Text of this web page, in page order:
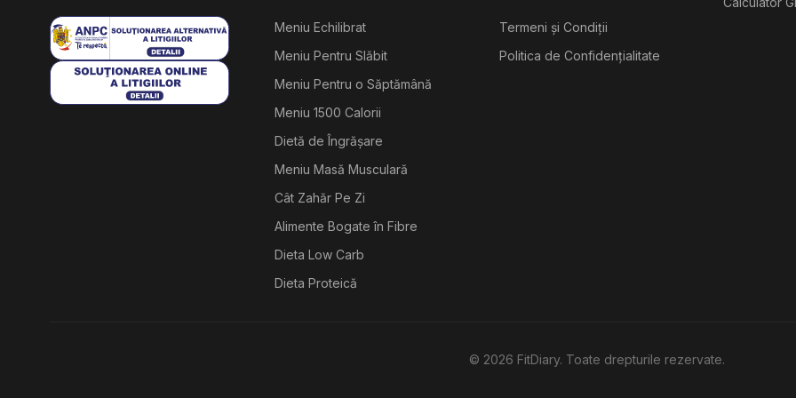
Meniu Echilibrat
Meniu Pentru Slăbit
Meniu Pentru o Săptămână
Meniu 1500 Calorii
Dietă de Îngrășare
Meniu Masă Musculară
Cât Zahăr Pe Zi
Alimente Bogate în Fibre
Dieta Low Carb
Dieta Proteică
Termeni și Condiții
Politica de Confidențialitate
© 2026 FitDiary. Toate drepturile rezervate.